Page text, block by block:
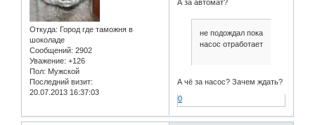
Откуда: Город где таможня в
шоколаде
Сообщений: 2902
Уважение: +126
Пол: Мужской
Последний визит:
20.07.2013 16:37:03
А за автомат?
не подождал пока
насос отработает
А чё за насос? Зачем ждать?
0